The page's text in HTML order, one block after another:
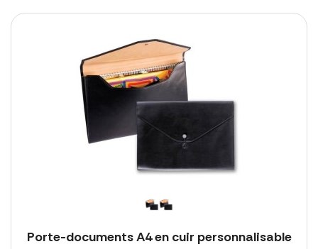
Porte-documents A4 en cuir personnalisable